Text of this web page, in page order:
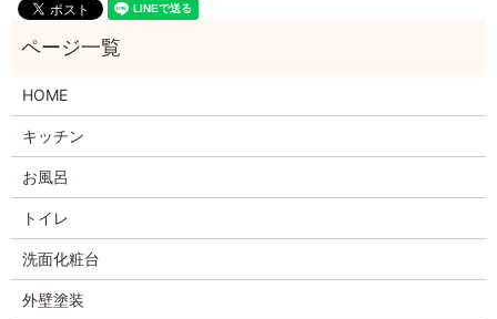
HOME
キッチン
お風呂
トイレ
洗面化粧台
外壁塗装